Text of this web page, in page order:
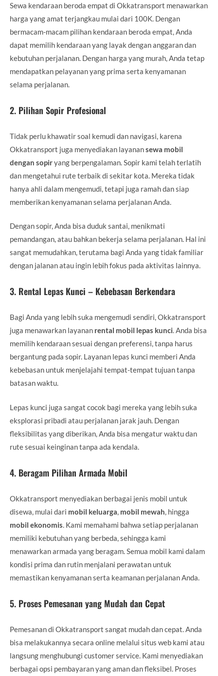
Sewa kendaraan beroda empat di Okkatransport menawarkan
harga yang amat terjangkau mulai dari 100K. Dengan
bermacam-macam pilihan kendaraan beroda empat, Anda
dapat memilih kendaraan yang layak dengan anggaran dan
kebutuhan perjalanan. Dengan harga yang murah, Anda tetap
mendapatkan pelayanan yang prima serta kenyamanan
selama perjalanan.
2. Pilihan Sopir Profesional
Tidak perlu khawatir soal kemudi dan navigasi, karena
Okkatransport juga menyediakan layanansewa mobil
dengan sopiryang berpengalaman. Sopir kami telah terlatih
dan mengetahui rute terbaik di sekitar kota. Mereka tidak
hanya ahli dalam mengemudi, tetapi juga ramah dan siap
memberikan kenyamanan selama perjalanan Anda.
Dengan sopir, Anda bisa duduk santai, menikmati
pemandangan, atau bahkan bekerja selama perjalanan. Hal ini
sangat memudahkan, terutama bagi Anda yang tidak familiar
dengan jalanan atau ingin lebih fokus pada aktivitas lainnya.
3. Rental Lepas Kunci – Kebebasan Berkendara
Bagi Anda yang lebih suka mengemudi sendiri, Okkatransport
juga menawarkan layanan rental mobil lepas kunci. Anda bisa
memilih kendaraan sesuai dengan preferensi, tanpa harus
bergantung pada sopir. Layanan lepas kunci memberi Anda
kebebasan untuk menjelajahi tempat-tempat tujuan tanpa
batasan waktu.
Lepas kunci juga sangat cocok bagi mereka yang lebih suka
eksplorasi pribadi atau perjalanan jarak jauh. Dengan
fleksibilitas yang diberikan, Anda bisa mengatur waktu dan
rute sesuai keinginan tanpa ada kendala.
4. Beragam Pilihan Armada Mobil
Okkatransport menyediakan berbagai jenis mobil untuk
disewa, mulai dari mobil keluarga mobil mewah , hingga
mobil ekonomis . Kami memahami bahwa setiap perjalanan
memiliki kebutuhan yang berbeda, sehingga kami
menawarkan armada yang beragam. Semua mobil kami dalam
kondisi prima dan rutin menjalani perawatan untuk
memastikan kenyamanan serta keamanan perjalanan Anda.
5. Proses Pemesanan yang Mudah dan Cepat
Pemesanan di Okkatransport sangat mudah dan cepat. Anda
bisa melakukannya secara online melalui situs web kami atau
langsung menghubungi customer service. Kami menyediakan
berbagai opsi pembayaran yang aman dan fleksibel. Proses